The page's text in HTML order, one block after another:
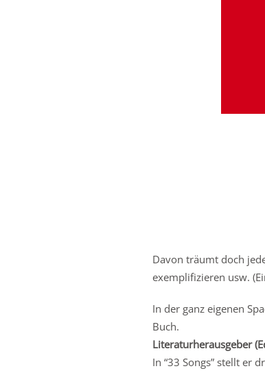
Davon träumt doch
exemplifizieren usw.
In der ganz eigenen
Buch.
Literaturherausgeber
In “33 Songs” stellt er